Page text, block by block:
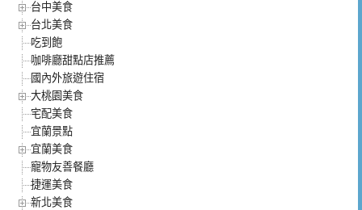
台中美食
台北美食
吃到飽
咖啡廳甜點店推薦
國內外旅遊住宿
大桃園美食
宅配美食
宜蘭景點
宜蘭美食
寵物友善餐廳
捷運美食
新北美食